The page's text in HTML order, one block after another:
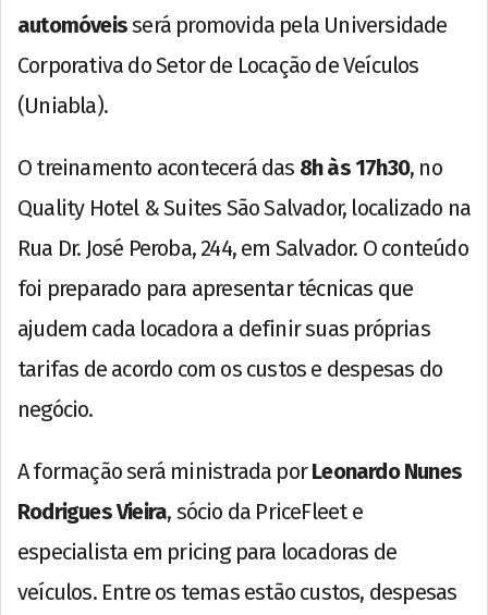
automóveisserá promovida pela Universidade
Corporativa do Setor de Locação de Veículos
(Uniabla).
O treinamento acontecerá das 8h às 17h30, no
Quality Hotel & Suites São Salvador, localizado na
Rua Dr. José Peroba, 244, em Salvador. O conteúdo
foi preparado para apresentar técnicas que
ajudem cada locadora a definir suas próprias
tarifas de acordo com os custos e despesas do
negócio.
A formação será ministrada porLeonardo Nunes
Rodrigues Vieira, sócio da PriceFleet e
especialista em pricing para locadoras de
veículos. Entre os temas estão custos, despesas